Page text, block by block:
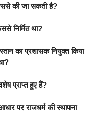
की जा सकती है?
निर्मित था?
का प्रशासक नियुक्त किया
प्राप्त हुए हैं?
पर राजधर्म की स्थापना